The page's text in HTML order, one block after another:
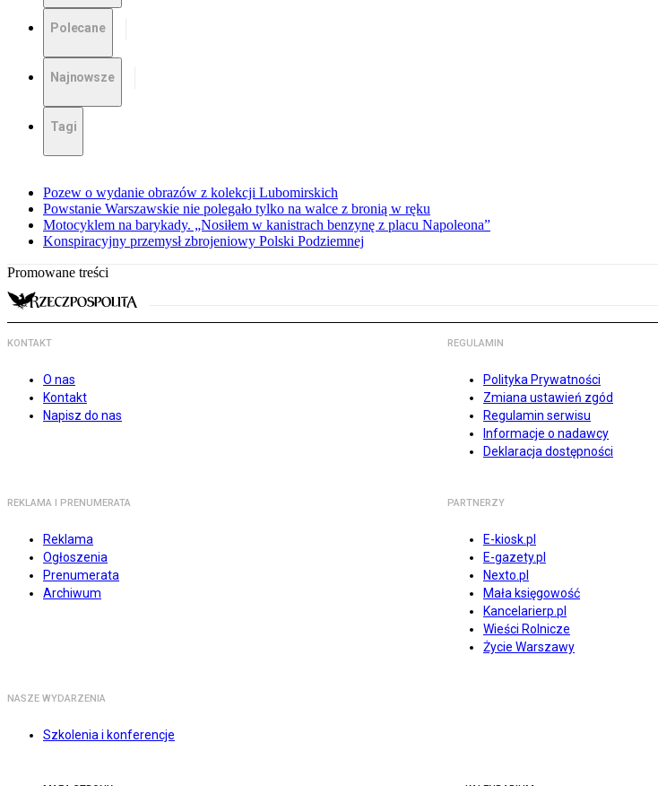
Polecane
Najnowsze
Tagi
Pozew o wydanie obrazów z kolekcji Lubomirskich
Powstanie Warszawskie nie polegało tylko na walce z bronią w ręku
Motocyklem na barykady. „Nosiłem w kanistrach benzynę z placu Napoleona”
Konspiracyjny przemysł zbrojeniowy Polski Podziemnej
Promowane treści
KONTAKT
O nas
Kontakt
Napisz do nas
REGULAMIN
Polityka Prywatności
Zmiana ustawień zgód
Regulamin serwisu
Informacje o nadawcy
Deklaracja dostępności
REKLAMA I PRENUMERATA
Reklama
Ogłoszenia
Prenumerata
Archiwum
PARTNERZY
E-kiosk.pl
E-gazety.pl
Nexto.pl
Mała księgowość
Kancelarierp.pl
Wieści Rolnicze
Życie Warszawy
NASZE WYDARZENIA
Szkolenia i konferencje